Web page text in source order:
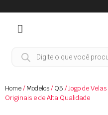
Home/Modelos/Q5 / Jogo de
Originais e de Alta Qualidade